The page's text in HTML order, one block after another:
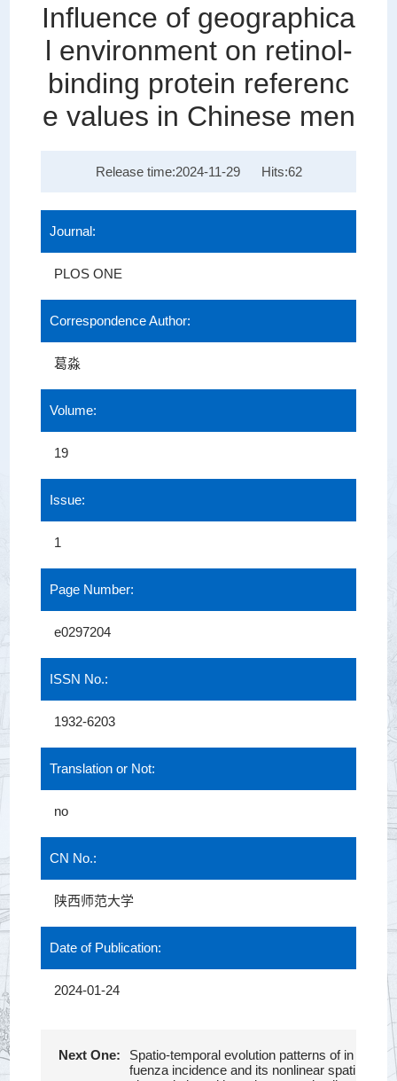
Influence of geographica
l environment on retinol-
binding protein referenc
e values in Chinese men
Release time:2024-11-29 Hits:62
Journal:
PLOS ONE
Correspondence Author:
葛淼
Volume:
19
Issue:
1
Page Number:
e0297204
ISSN No.:
1932-6203
Translation or Not:
no
CN No.:
陕西师范大学
Date of Publication:
2024-01-24
Next One:
Spatio-temporal evolution patterns of in
fuenza incidence and its nonlinear spati